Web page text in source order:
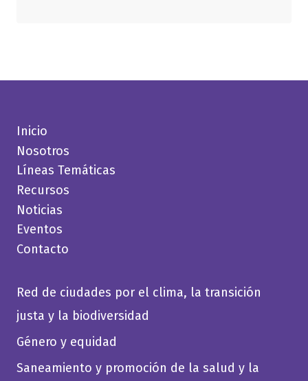
Inicio
Nosotros
Líneas Temáticas
Recursos
Noticias
Eventos
Contacto
Red de ciudades por el clima, la transición
justa y la biodiversidad
Género y equidad
Saneamiento y promoción de la salud y la